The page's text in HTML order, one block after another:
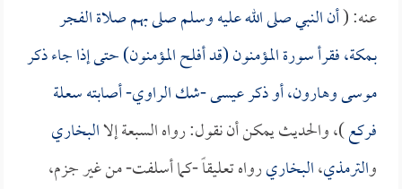
عنه: (أن النبي صلى الله عليه وسلم صلى بهم صلاة الفجر
بـمكة، فقرأ سورة المؤمنون (قد أفلح المؤمنون) حتى إذا جاء ذكر
موسى وهارون، أو ذكر عيسى -شك الراوي- أصابته سعلة
فركع)، والحديث يمكن أن نقول: رواه السبعة إلاالبخاري
والترمذي،البخاريرواه تعليقاً -كما أسلفت- من غير جزم،